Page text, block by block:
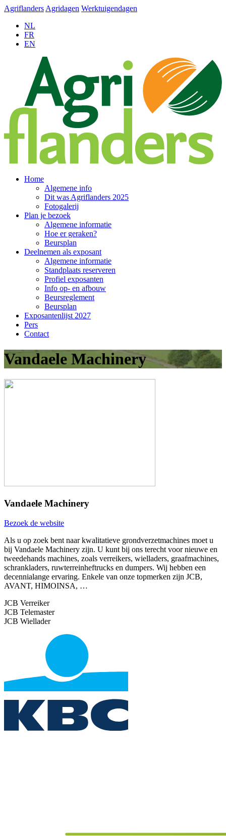
Agriflanders Agridagen Werktuigendagen
NL
FR
EN
Home
Algemene info
Dit was Agriflanders 2025
Fotogalerij
Plan je bezoek
Algemene informatie
Hoe er geraken?
Beursplan
Deelnemen als exposant
Algemene informatie
Standplaats reserveren
Profiel exposanten
Info op- en afbouw
Beursreglement
Beursplan
Exposantenlijst 2027
Pers
Contact
Vandaele Machinery
Vandaele Machinery
Bezoek de website
Als u op zoek bent naar kwalitatieve grondverzetmachines moet u
bij Vandaele Machinery zijn. U kunt bij ons terecht voor nieuwe en
tweedehands machines, zoals verreikers, wielladers, graafmachines,
schrankladers, ruwterreinheftrucks en dumpers. Wij hebben een
decennialange ervaring. Enkele van onze topmerken zijn JCB,
AVANT, HIMOINSA, …
JCB Verreiker
JCB Telemaster
JCB Wiellader